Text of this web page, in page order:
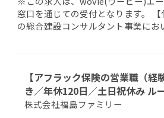
窓口を通じての受付となります。
の総合建設コンサルタント事業にお
【アフラック保険の営業職（経
き／年休120日／土日祝休み ル
株式会社福島ファミリー